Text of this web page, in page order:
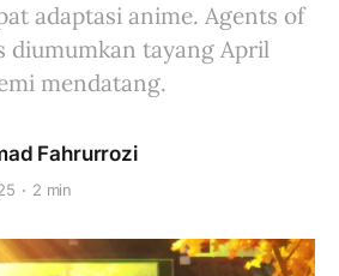
adaptasi anime. Agents of
diumumkan tayang April
mendatang.
Fahrurrozi
2 min